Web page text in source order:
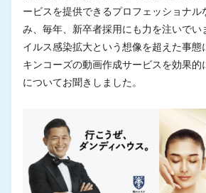
ービスを提供できるプロフェッショナル
み、毎年、新卒者採用にも力を注いでい
イルス感染拡大という想像を超えた事態
キンコーズの動画作成サービスを効果的
についてお聞きしました。